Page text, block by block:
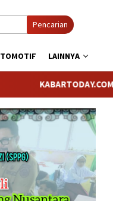
Pencarian
LAINNYA
KABARTODAY.COM